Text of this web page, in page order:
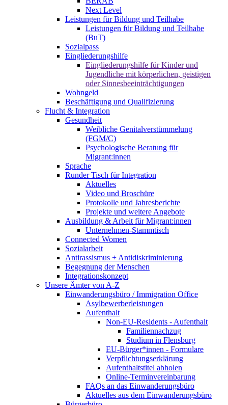
Next Level
Leistungen für Bildung und Teilhabe
Leistungen für Bildung und Teilhabe
(BuT)
Sozialpass
Eingliederungshilfe
Eingliederungshilfe für Kinder und
Jugendliche mit körperlichen, geistigen
oder Sinnesbeeinträchtigungen
Wohngeld
Beschäftigung und Qualifizierung
Flucht & Integration
Gesundheit
Weibliche Genitalverstümmelung
(FGM/C)
Psychologische Beratung für
Migrant:innen
Sprache
Runder Tisch für Integration
Aktuelles
Video und Broschüre
Protokolle und Jahresberichte
Projekte und weitere Angebote
Ausbildung & Arbeit für Migrant:innen
Unternehmen-Stammtisch
Connected Women
Sozialarbeit
Antirassismus + Antidiskriminierung
Begegnung der Menschen
Integrationskonzept
Unsere Ämter von A-Z
Einwanderungsbüro / Immigration Office
Asylbewerberleistungen
Aufenthalt
Non-EU-Residents - Aufenthalt
Familiennachzug
Studium in Flensburg
EU-Bürger*innen - Formulare
Verpflichtungserklärung
Aufenthaltstitel abholen
Online-Terminvereinbarung
FAQs an das Einwanderungsbüro
Aktuelles aus dem Einwanderungsbüro